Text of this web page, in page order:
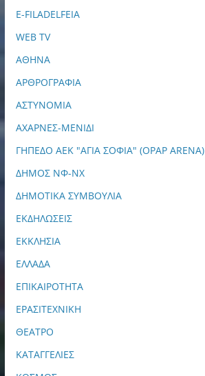
E-FILADELFEIA
WEB TV
ΑΘΗΝΑ
ΑΡΘΡΟΓΡΑΦΙΑ
ΑΣΤΥΝΟΜΙΑ
ΑΧΑΡΝΕΣ-ΜΕΝΙΔΙ
ΓΗΠΕΔΟ ΑΕΚ "ΑΓΙΑ ΣΟΦΙΑ" (OPAP ARENA)
ΔΗΜΟΣ ΝΦ-ΝΧ
ΔΗΜΟΤΙΚΑ ΣΥΜΒΟΥΛΙΑ
ΕΚΔΗΛΩΣΕΙΣ
ΕΚΚΛΗΣΙΑ
ΕΛΛΑΔΑ
ΕΠΙΚΑΙΡΟΤΗΤΑ
ΕΡΑΣΙΤΕΧΝΙΚΗ
ΘΕΑΤΡΟ
ΚΑΤΑΓΓΕΛΙΕΣ